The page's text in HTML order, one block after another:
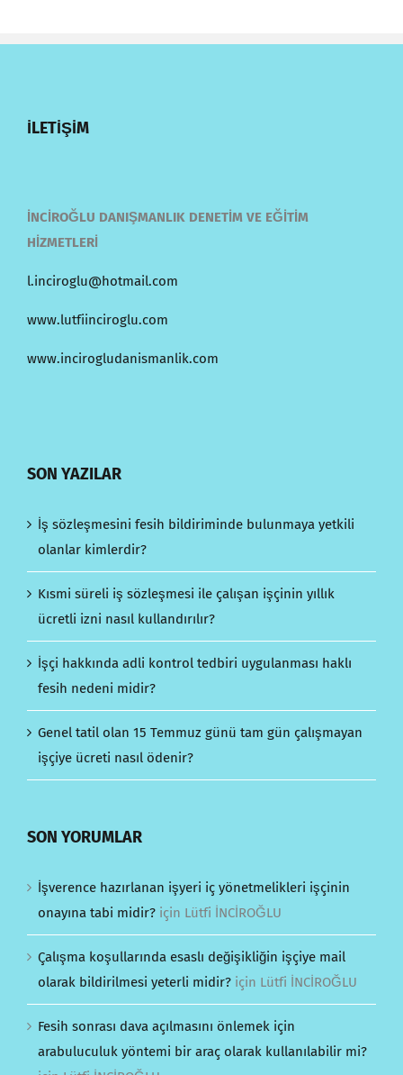
İLETİŞİM
İNCİROĞLU DANIŞMANLIK DENETİM VE EĞİTİM
HİZMETLERİ
l.inciroglu@hotmail.com
www.lutfiinciroglu.com
www.incirogludanismanlik.com
SON YAZILAR
İş sözleşmesini fesih bildiriminde bulunmaya yetkili
olanlar kimlerdir?
Kısmi süreli iş sözleşmesi ile çalışan işçinin yıllık
ücretli izni nasıl kullandırılır?
İşçi hakkında adli kontrol tedbiri uygulanması haklı
fesih nedeni midir?
Genel tatil olan 15 Temmuz günü tam gün çalışmayan
işçiye ücreti nasıl ödenir?
SON YORUMLAR
İşverence hazırlanan işyeri iç yönetmelikleri işçinin
onayına tabi midir? için Lütfi İNCİROĞLU
Çalışma koşullarında esaslı değişikliğin işçiye mail
olarak bildirilmesi yeterli midir? için Lütfi İNCİROĞLU
Fesih sonrası dava açılmasını önlemek için
arabuluculuk yöntemi bir araç olarak kullanılabilir mi?